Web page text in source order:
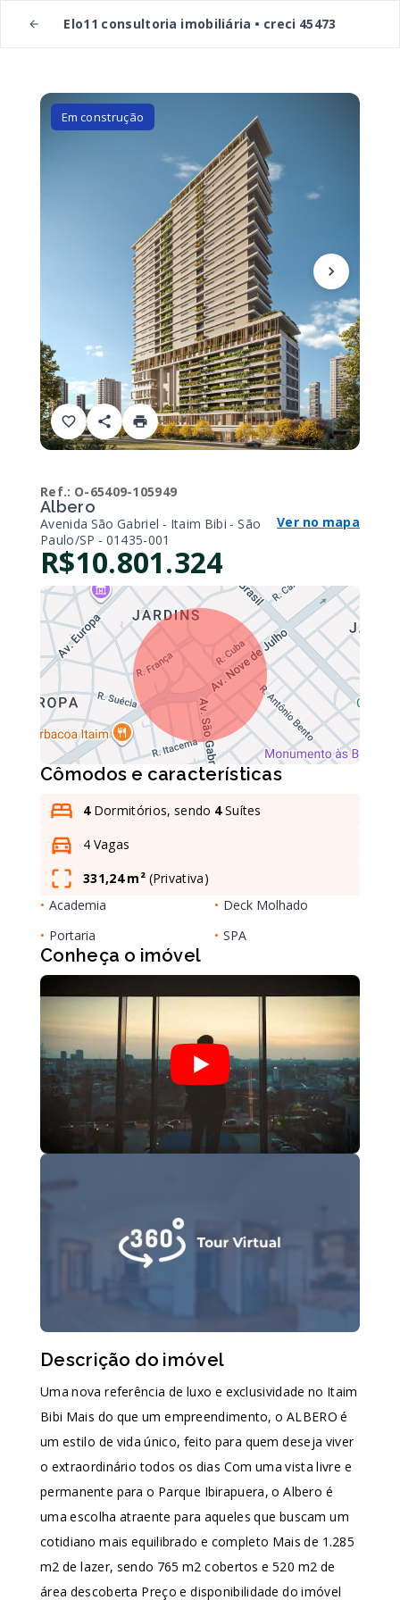
Elo11 consultoria imobiliária • creci 45473
Em construção
Ref.: O-65409-105949
Albero
Avenida São Gabriel - Itaim Bibi - São
Paulo/SP - 01435-001
Ver no mapa
R$10.801.324
Cômodos e características
4Dormitórios, sendo 4Suítes
4 Vagas
331,24 m² (Privativa)
• Academia • Deck Molhado
• Portaria • SPA
Conheça o imóvel
Descrição do imóvel
Uma nova referência de luxo e exclusividade no Itaim
Bibi Mais do que um empreendimento, o ALBERO é
um estilo de vida único, feito para quem deseja viver
o extraordinário todos os dias Com uma vista livre e
permanente para o Parque Ibirapuera, o Albero é
uma escolha atraente para aqueles que buscam um
cotidiano mais equilibrado e completo Mais de 1.285
m2 de lazer, sendo 765 m2 cobertos e 520 m2 de
área descoberta Preço e disponibilidade do imóvel